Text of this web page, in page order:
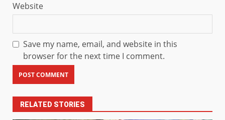
Website
Save my name, email, and website in this
browser for the next time I comment.
RELATED STORIES